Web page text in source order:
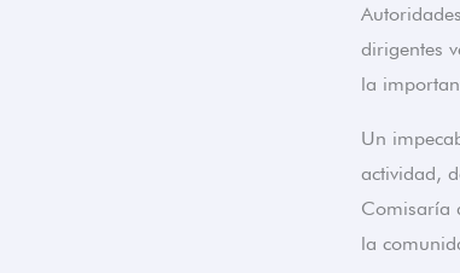
dirigentes
la
Un
actividad,
Comisaría
la